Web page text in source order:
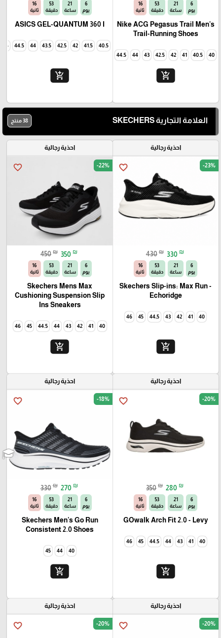
6
يوم
21
ساعة
53
دقيقة
14
ثانية
Nike ACG Pegasus Trail Men's
Trail-Running Shoes
40
40.5
41
42
42.5
43
44
44.5
add_shopping_cart
6
يوم
21
ساعة
53
دقيقة
14
ثانية
ASICS GEL-QUANTUM 360 I
40.5
41.5
42
42.5
43.5
44
44.5
45
add_shopping_cart
العلامة التجارية SKECHERS 38 منتج
احذية رجالية
favorite_border -23%
430 ₪ 330 ₪
6
يوم
21
ساعة
53
دقيقة
14
ثانية
Skechers Slip-ins: Max Run -
Echoridge
40
41
42
43
44,5
45
46
add_shopping_cart
احذية رجالية
favorite_border -22%
450 ₪ 350 ₪
6
يوم
21
ساعة
53
دقيقة
14
ثانية
Skechers Mens Max
Cushioning Suspension Slip
Ins Sneakers
40
41
42
43
44
44.5
45
46
add_shopping_cart
احذية رجالية
favorite_border -20%
350 ₪ 280 ₪
6
يوم
21
ساعة
53
دقيقة
14
ثانية
GOwalk Arch Fit 2.0 - Levy
40
41
43
44
44.5
45
46
add_shopping_cart
احذية رجالية
favorite_border -18%
330 ₪ 270 ₪
6
يوم
21
ساعة
53
دقيقة
14
ثانية
Skechers Men's Go Run
Consistent 2.0 Shoes
40
44
45
add_shopping_cart
احذية رجالية
favorite_border -20%
احذية رجالية
favorite_border -20%